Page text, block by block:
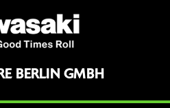
BERLIN GMBH